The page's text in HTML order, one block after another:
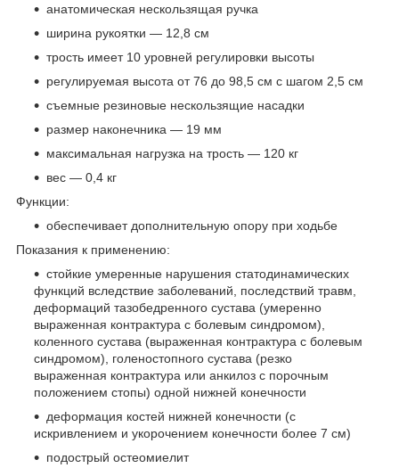
анатомическая нескользящая ручка
ширина рукоятки — 12,8 см
трость имеет 10 уровней регулировки высоты
регулируемая высота от 76 до 98,5 см с шагом 2,5 см
съемные резиновые нескользящие насадки
размер наконечника — 19 мм
максимальная нагрузка на трость — 120 кг
вес — 0,4 кг
Функции:
обеспечивает дополнительную опору при ходьбе
Показания к применению:
стойкие умеренные нарушения статодинамических
функций вследствие заболеваний, последствий травм,
деформаций тазобедренного сустава (умеренно
выраженная контрактура с болевым синдромом),
коленного сустава (выраженная контрактура с болевым
синдромом), голеностопного сустава (резко
выраженная контрактура или анкилоз с порочным
положением стопы) одной нижней конечности
деформация костей нижней конечности (с
искривлением и укорочением конечности более 7 см)
подострый остеомиелит